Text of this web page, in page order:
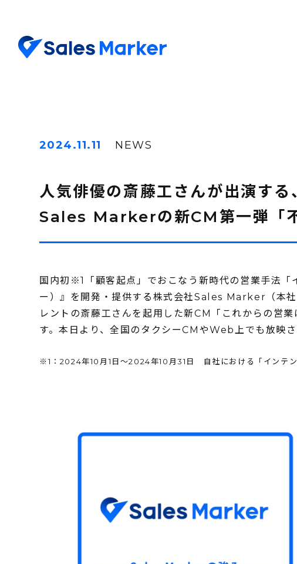
2024.11.11 NEWS
人気俳優の斎藤工さんが出演す
Sales Markerの新CM第一弾「
国内初※1「顧客起点」でおこなう新時代の営業手法
ー）』を開発・提供する株式会社Sales Marker（本
レントの斎藤工さんを起用した新CM「これからの営
す。本日より、全国のタクシーCMやWeb上でも放映さ
※1：2024年10月1日〜2024年10月31日 自社における「インテン